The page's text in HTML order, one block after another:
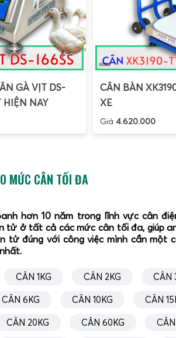
của cân điện tử cân sầu riêng cấp
cao, nước đá tan, hóa chất tẩy rửa,
GÀ VỊT DS-
HIỆN NAY
CÂN BÀN
XE
Giá 4.620.000
MỨC CÂN TỐI ĐA
hơn 10 năm trong lĩnh vực cân
tử ở tất cả các mức cân tối đa, giúp
tử đúng với công việc mình cần một
CÂN 1KG CÂN 2KG CÂN
CÂN 6KG CÂN 10KG CÂN
CÂN 20KG CÂN 60KG